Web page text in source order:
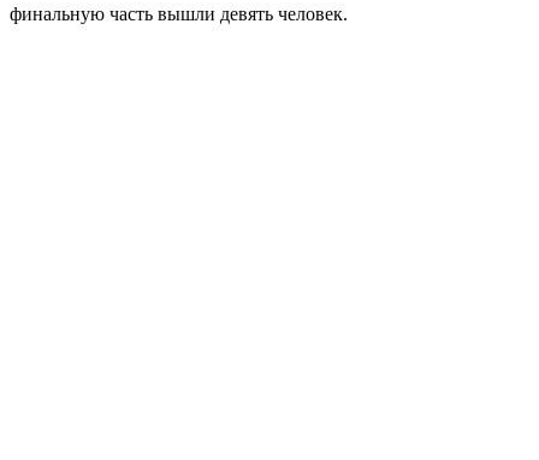
финальную часть вышли девять человек.